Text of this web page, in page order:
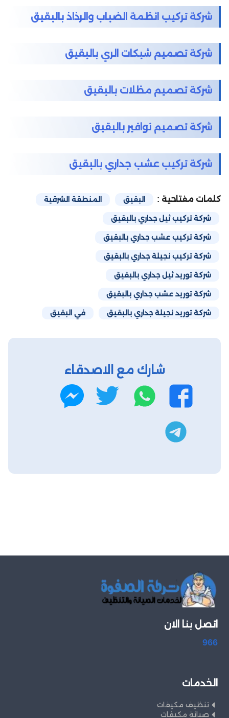
شركة تركيب انظمة الضباب والرذاذ بالبقيق
شركة تصميم شبكات الري بالبقيق
شركة تصميم مظلات بالبقيق
شركة تصميم نوافير بالبقيق
شركة تركيب عشب جداري بالبقيق
كلمات مفتاحية : البقيق المنطقة الشرقية
شركة تركيب ثيل جداري بالبقيق
شركة تركيب عشب جداري بالبقيق
شركة تركيب نجيلة جداري بالبقيق
شركة توريد ثيل جداري بالبقيق
شركة توريد عشب جداري بالبقيق
شركة توريد نجيلة جداري بالبقيق في البقيق
شارك مع الاصدقاء
فيسبوك واتساب تويتر
اتصل بنا الان
966
الخدمات
تنظيف مكيفات
صيانة مكيفات